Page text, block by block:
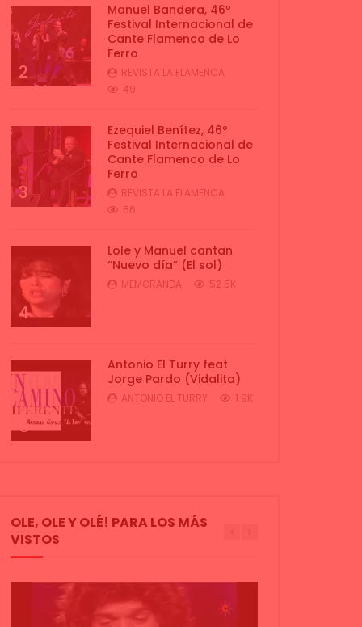
2
Manuel Bandera, 46º
Festival Internacional de
Cante Flamenco de Lo
Ferro
REVISTA LA FLAMENCA
49
3
Ezequiel Benítez, 46º
Festival Internacional de
Cante Flamenco de Lo
Ferro
REVISTA LA FLAMENCA
56
4
Lole y Manuel cantan
“Nuevo día” (El sol)
MEMORANDA 52.5K
5
Antonio El Turry feat
Jorge Pardo (Vidalita)
ANTONIO EL TURRY 1.9K
OLE, OLE Y OLÉ! PARA LOS MÁS
VISTOS